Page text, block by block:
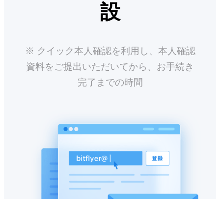
設
※ クイック本人確認を利用し、本人確認
資料をご提出いただいてから、お手続き
完了までの時間